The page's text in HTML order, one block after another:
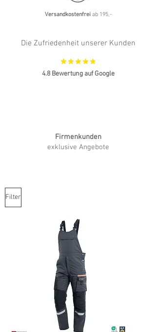
Versandkostenfrei ab 195,-
Die Zufriedenheit unserer Kunden
4.8 Bewertung auf Google
Firmenkunden
exklusive Angebote
Filter